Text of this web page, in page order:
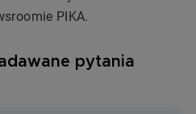
PIKA.
pytania